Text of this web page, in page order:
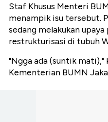
Staf Khusus Menteri
menampik isu tersebut.
sedang melakukan
restrukturisasi di tubuh
"Ngga ada (suntik
Kementerian BUMN